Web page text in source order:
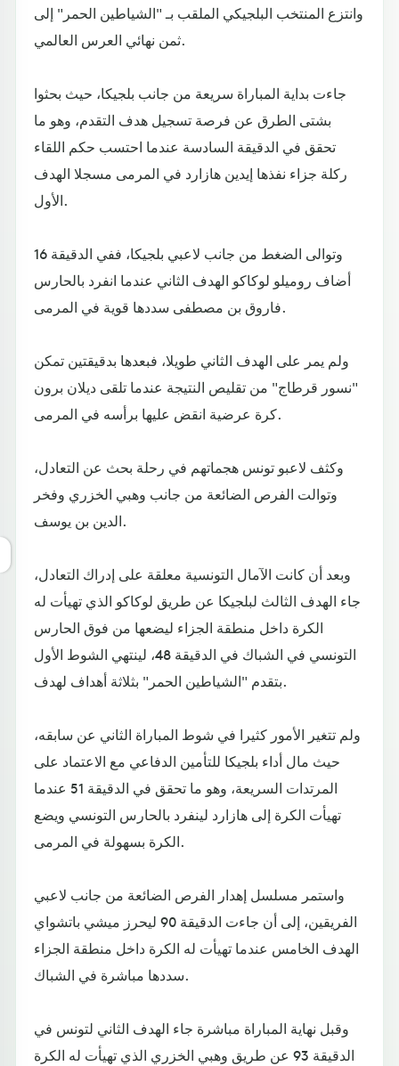
وانتزع المنتخب البلجيكي الملقب بـ "الشياطين الحمر" إلى
ثمن نهائي العرس العالمي.
جاءت بداية المباراة سريعة من جانب بلجيكا، حيث بحثوا
بشتى الطرق عن فرصة تسجيل هدف التقدم، وهو ما
تحقق في الدقيقة السادسة عندما احتسب حكم اللقاء
ركلة جزاء نفذها إيدين هازارد في المرمى مسجلا الهدف
الأول.
وتوالى الضغط من جانب لاعبي بلجيكا، ففي الدقيقة 16
أضاف روميلو لوكاكو الهدف الثاني عندما انفرد بالحارس
فاروق بن مصطفى سددها قوية في المرمى.
ولم يمر على الهدف الثاني طويلا، فبعدها بدقيقتين تمكن
"نسور قرطاج" من تقليص النتيجة عندما تلقى ديلان برون
كرة عرضية انقض عليها برأسه في المرمى.
وكثف لاعبو تونس هجماتهم في رحلة بحث عن التعادل،
وتوالت الفرص الضائعة من جانب وهبي الخزري وفخر
الدين بن يوسف.
وبعد أن كانت الآمال التونسية معلقة على إدراك التعادل،
جاء الهدف الثالث لبلجيكا عن طريق لوكاكو الذي تهيأت له
الكرة داخل منطقة الجزاء ليضعها من فوق الحارس
التونسي في الشباك في الدقيقة 48، لينتهي الشوط الأول
بتقدم "الشياطين الحمر" بثلاثة أهداف لهدف.
ولم تتغير الأمور كثيرا في شوط المباراة الثاني عن سابقه،
حيث مال أداء بلجيكا للتأمين الدفاعي مع الاعتماد على
المرتدات السريعة، وهو ما تحقق في الدقيقة 51 عندما
تهيأت الكرة إلى هازارد لينفرد بالحارس التونسي ويضع
الكرة بسهولة في المرمى.
واستمر مسلسل إهدار الفرص الضائعة من جانب لاعبي
الفريقين، إلى أن جاءت الدقيقة 90 ليحرز ميشي باتشواي
الهدف الخامس عندما تهيأت له الكرة داخل منطقة الجزاء
سددها مباشرة في الشباك.
وقبل نهاية المباراة مباشرة جاء الهدف الثاني لتونس في
الدقيقة 93 عن طريق وهبي الخزري الذي تهيأت له الكرة